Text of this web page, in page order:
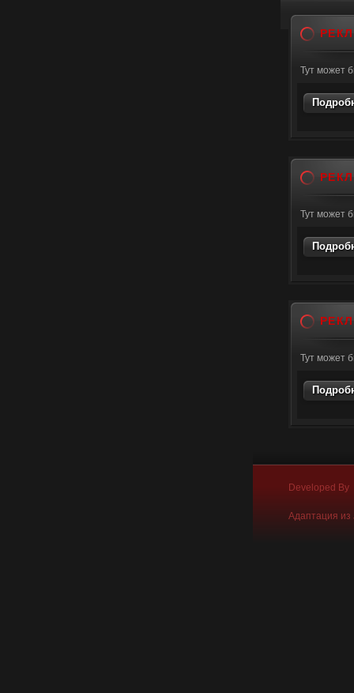
Тут может
Тут может
Тут может
Developed By
Адаптация